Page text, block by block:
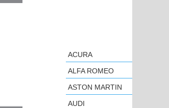
ACURA
ALFA ROMEO
ASTON MARTIN
AUDI